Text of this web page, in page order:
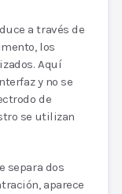
a través de
los
Aquí
y no se
de
se utilizan
separa dos
aparece